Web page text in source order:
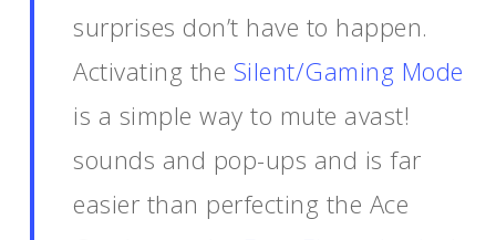
surprises don’t have to happen.
Activating the Silent/Gaming Mode
is a simple way to mute avast!
sounds and pop-ups and is far
easier than perfecting the Ace